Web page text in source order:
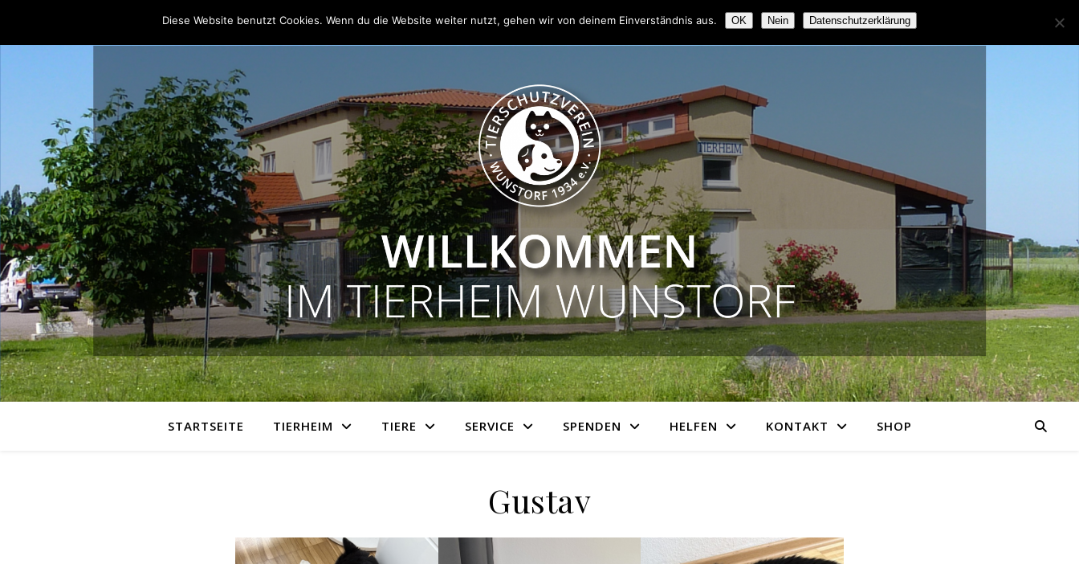
STARTSEITE TIERHEIM TIERE SERVICE SPENDEN HELFEN KONTAKT SHOP
Gustav
Diese Website benutzt Cookies. Wenn du die Website weiter nutzt, gehen wir von deinem Einverständnis aus. OK Nein Datenschutzerklärung